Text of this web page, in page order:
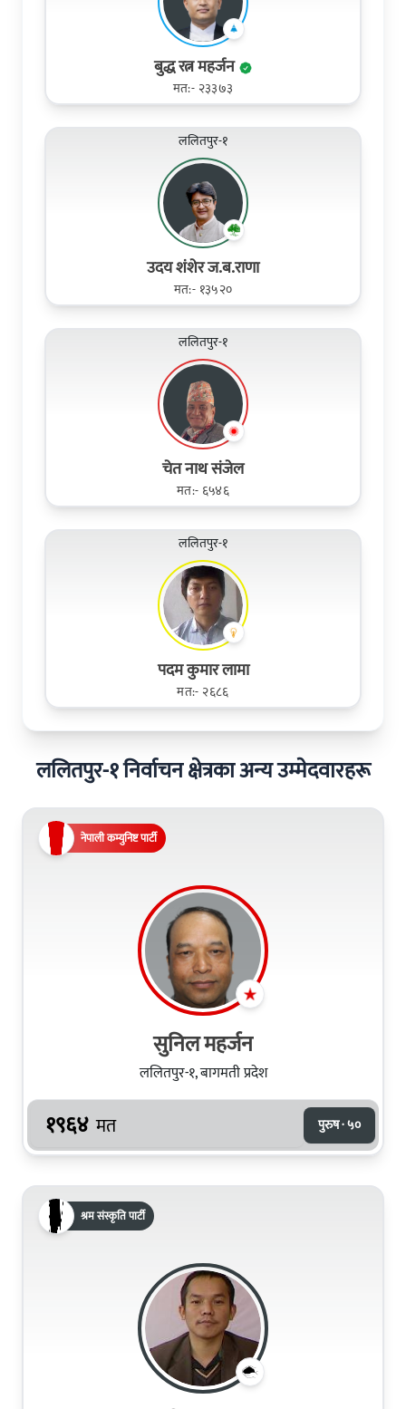
बुद्ध रत्न महर्जन
मत:- २३३७३
ललितपुर-१
उदय शंशेर ज.ब.राणा
मत:- १३५२०
ललितपुर-१
चेत नाथ संजेल
मत:- ६५४६
ललितपुर-१
पदम कुमार लामा
मत:- २६८६
ललितपुर-१ निर्वाचन क्षेत्रका अन्य उम्मेदवारहरू
नेपाली कम्युनिष्ट पार्टी
सुनिल महर्जन
ललितपुर-१, बागमती प्रदेश
१९६४ मत पुरुष · ५०
श्रम संस्कृति पार्टी